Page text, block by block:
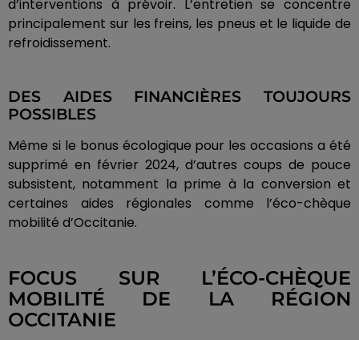
d’interventions à prévoir. L’entretien se concentre
principalement sur les freins, les pneus et le liquide de
refroidissement.
DES AIDES FINANCIÈRES TOUJOURS
POSSIBLES
Même si le bonus écologique pour les occasions a été
supprimé en février 2024, d’autres coups de pouce
subsistent, notamment la prime à la conversion et
certaines aides régionales comme l’éco-chèque
mobilité d’Occitanie.
FOCUS SUR L’ÉCO-CHÈQUE
MOBILITÉ DE LA RÉGION
OCCITANIE